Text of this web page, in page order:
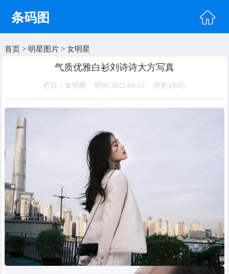
条码图
首页
美女图片
纹身图片
唯美图片
首页> 明星图片> 女明星
气质优雅白衫刘诗诗大方写真
栏目：女明星 时间:2022-04-13 浏览:(301)